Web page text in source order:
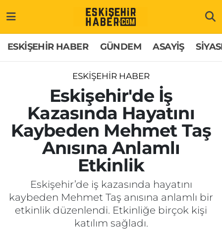
ESKİŞEHİR HABER GÜNDEM ASAYİŞ
ESKİŞEHİR HABER
Eskişehir'de İş
Kazasında Hayatını
Kaybeden Mehmet Taş
Anısına Anlamlı
Etkinlik
Eskişehir’de iş kazasında hayatını
kaybeden Mehmet Taş anısına anlamlı bir
etkinlik düzenlendi. Etkinliğe birçok kişi
katılım sağladı.
GÜNDEM
ASAYİŞ
SİYASET
EKONOMİ
EĞİTİM
SPOR
Hakkımızda
İletişim
Künye
Odunpazarı Trafik Yoğunluk Haritası
Süper Lig Puan Durumu ve Fikstür
Tüm Manşetler
Son Dakika Haberleri